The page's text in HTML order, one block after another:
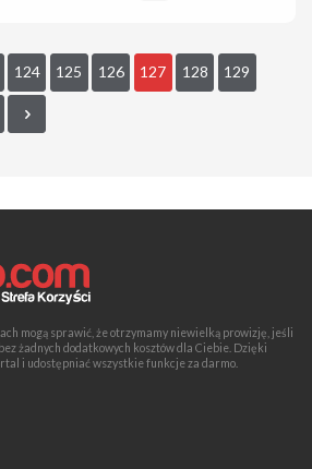
124 125 126 127 128 129
mogą sprawić, że otrzymamy niewielką prowizję, jeśli
żadnych dodatkowych kosztów dla Ciebie. Dzięki
i udostępniać wszystkie funkcje za darmo.